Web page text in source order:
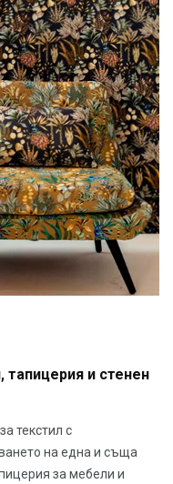
тапицерия и стенен
текстил с
на една и съща
за мебели и